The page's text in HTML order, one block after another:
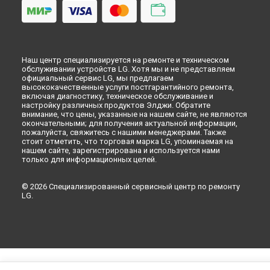
Наш центр специализируется на ремонте и техническом
обслуживании устройств LG. Хотя мы и не представляем
официальный сервис LG, мы предлагаем
высококачественные услуги постгарантийного ремонта,
включая диагностику, техническое обслуживание и
настройку различных продуктов Элджи. Обратите
внимание, что цены, указанные на нашем сайте, не являются
окончательными; для получения актуальной информации,
пожалуйста, свяжитесь с нашими менеджерами. Также
стоит отметить, что торговая марка LG, упоминаемая на
нашем сайте, зарегистрирована и используется нами
только для информационных целей.
© 2026 Специализированный сервисный центр по ремонту
LG.